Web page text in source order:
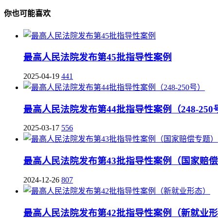
你也可能喜欢
最高人民法院发布第45批指导性案例
2025-04-19 441
最高人民法院发布第44批指导性案例（248-250
2025-03-17 556
最高人民法院发布第43批指导性案例（国家赔偿
2024-12-26 807
最高人民法院发布第42批指导性案例（新就业形